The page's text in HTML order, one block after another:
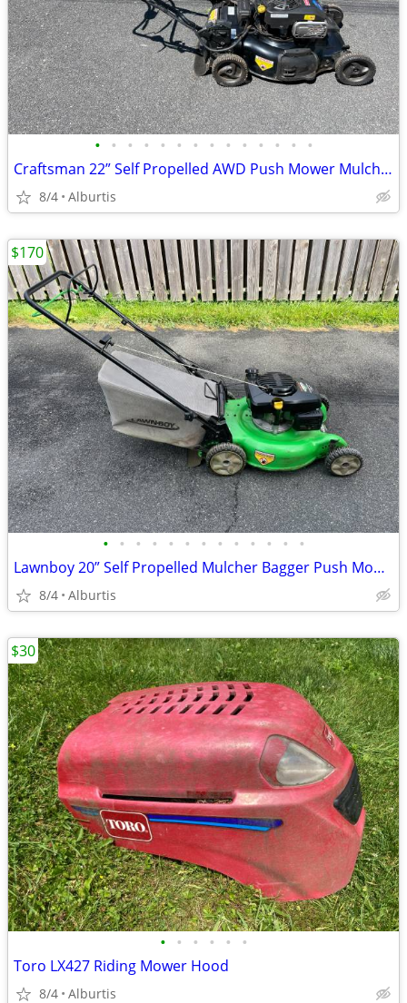
• • • • • • • • • • • • • •
Craftsman 22” Self Propelled AWD Push Mower Mulcher
8/4 Alburtis
• • • • • • • • • • • • •
Lawnboy 20” Self Propelled Mulcher Bagger Push Mower RWD Kohler
8/4 Alburtis
$170
• • • • • •
Toro LX427 Riding Mower Hood
8/4 Alburtis
$30